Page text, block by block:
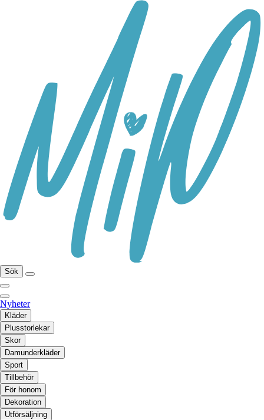
Sök
Nyheter
Kläder
Plusstorlekar
Skor
Damunderkläder
Sport
Tillbehör
För honom
Dekoration
Utförsäljning